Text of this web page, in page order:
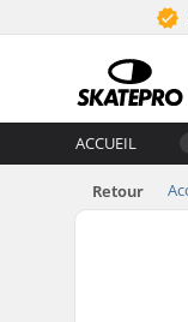
ACCUEIL
Retour